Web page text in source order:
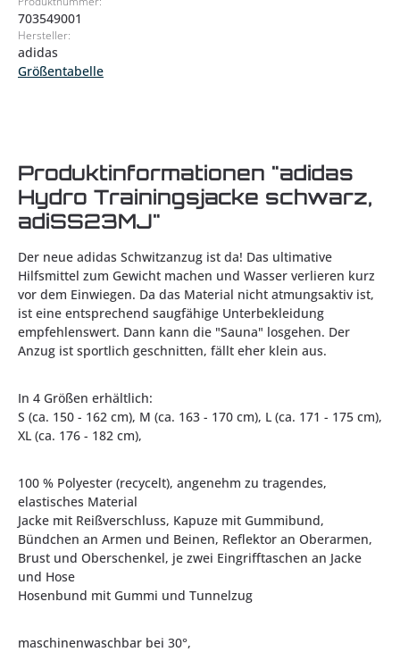
703549001
Hersteller:
adidas
Größentabelle
Produktinformationen "adidas
Hydro Trainingsjacke schwarz,
adiSS23MJ"
Der neue adidas Schwitzanzug ist da! Das ultimative
Hilfsmittel zum Gewicht machen und Wasser verlieren kurz
vor dem Einwiegen. Da das Material nicht atmungsaktiv ist,
ist eine entsprechend saugfähige Unterbekleidung
empfehlenswert. Dann kann die "Sauna" losgehen. Der
Anzug ist sportlich geschnitten, fällt eher klein aus.
In 4 Größen erhältlich:
S (ca. 150 - 162 cm), M (ca. 163 - 170 cm), L (ca. 171 - 175 cm),
XL (ca. 176 - 182 cm),
100 % Polyester (recycelt), angenehm zu tragendes,
elastisches Material
Jacke mit Reißverschluss, Kapuze mit Gummibund,
Bündchen an Armen und Beinen, Reflektor an Oberarmen,
Brust und Oberschenkel, je zwei Eingrifftaschen an Jacke
und Hose
Hosenbund mit Gummi und Tunnelzug
maschinenwaschbar bei 30°,